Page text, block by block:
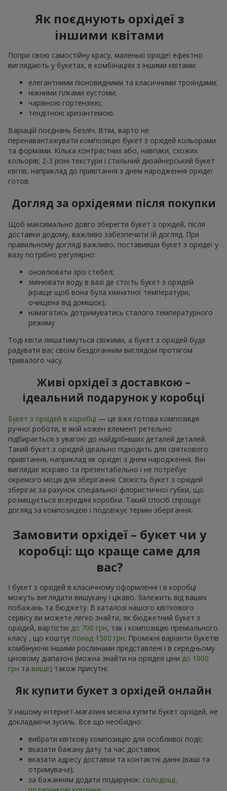
Як поєднують орхідеї з
іншими квітами
Попри свою самостійну красу, маленькі орхідеї ефектно
виглядають у букетах, в комбінаціях з іншими квітами:
елегантними піоновидними та класичними трояндами;
ніжними гілками еустоми;
чарівною гортензією;
тендітною хризантемою.
Варіацій поєднань безліч. Втім, варто не
перенавантажувати композицію букет з орхідей кольорами
та формами. Кілька контрастних або, навпаки, схожих
кольорів; 2-3 різні текстури і стильний дизайнерський букет
квітів, наприклад до привітання з днем народження орхідеї
готов.
Догляд за орхідеями після покупки
Щоб максимально довго зберегти букет з орхідей, після
доставки додому, важливо забезпечити їй догляд. При
правильному догляді важливо, поставивши букет з орхідеї у
вазу потрібно регулярно:
оновлювати зріз стебел;
змінювати воду в вазі де стоїть букет з орхідей
(краще щоб вона була кімнатної температури,
очищена від домішок);
намагатись дотримуватись сталого температурного
режиму
Тоді квіти лишатимуться свіжими, а букет з орхідей буде
радувати вас своїм бездоганним виглядом протягом
тривалого часу.
Живі орхідеї з доставкою –
ідеальний подарунок у коробці
Букет з орхідей в коробці — це вже готова композиція
ручної роботи, в якій кожен елемент ретельно
підбирається з увагою до найдрібніших деталей деталей.
Такий букет з орхідей ідеально підходить для святкового
привітання, наприклад як орхідеї з днем народження. Він
виглядає яскраво та презентабельно і не потребує
окремого місця для зберігання. Свіжість букет з орхідей
зберігає за рахунок спеціальної флористичної губки, що
розміщується всередині коробки. Такий спосіб спрощує
догляд за композицією і подовжує термін зберігання.
Замовити орхідеї – букет чи у
коробці: що краще саме для
вас?
І букет з орхідей в класичному оформленні і в коробці
можуть виглядати вишукану і цікаво. Залежить від ваших
побажань та бюджету. В каталозі нашого квіткового
сервісу ви можете легко знайти, як бюджетний букет з
орхідей, вартістю до 700 грн, так і композицію преміального
класу , що коштує понад 1500 грн. Проміжні варіанти букетів
комбінуючи іншими рослинами представлені і в середньому
ціновому діапазоні (можна знайти на орхідея ціни до 1000
грн та вище) також присутні.
Як купити букет з орхідей онлайн
У нашому інтернет-магазині можна купити букет орхідей, не
докладаючи зусиль. Все що необхідно:
вибрати квіткову композицію для особливої події;
вказати бажану дату та час доставки;
вказати адресу доставки та контактні данні (ваші та
отримувача);
за бажанням додати подарунок: солодощі,